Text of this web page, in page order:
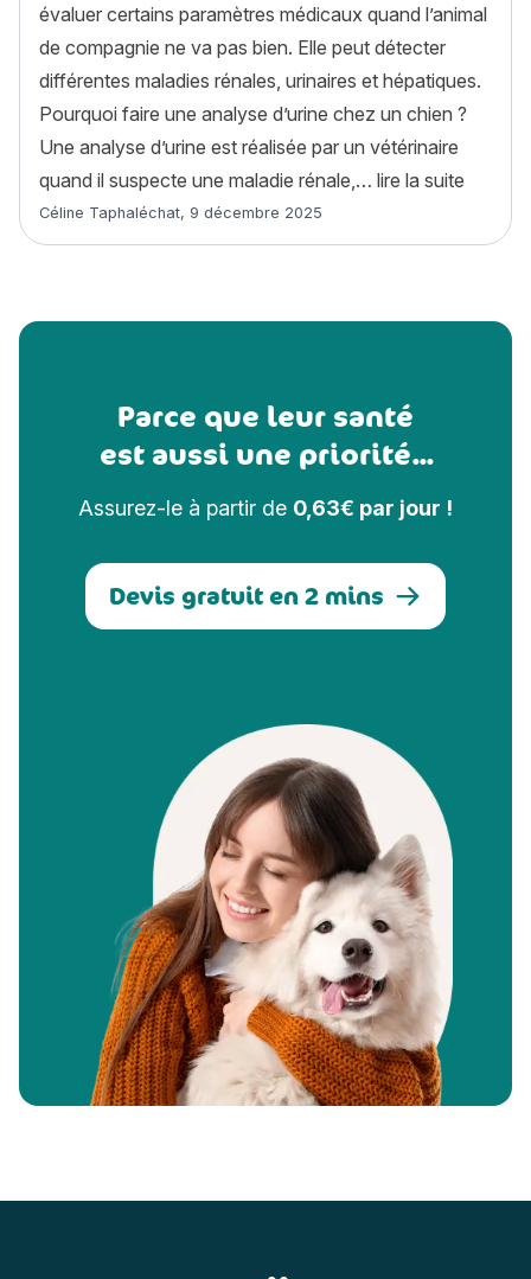
évaluer certains paramètres médicaux quand l’animal
de compagnie ne va pas bien. Elle peut détecter
différentes maladies rénales, urinaires et hépatiques.
Pourquoi faire une analyse d’urine chez un chien ?
Une analyse d’urine est réalisée par un vétérinaire
quand il suspecte une maladie rénale,… lire la suite
Article rédigé par
Céline Taphaléchat, 9 décembre 2025
Parce que leur santé
est aussi une priorité...
Assurez-le à partir de 0,63€ par jour !
Devis gratuit en 2 mins